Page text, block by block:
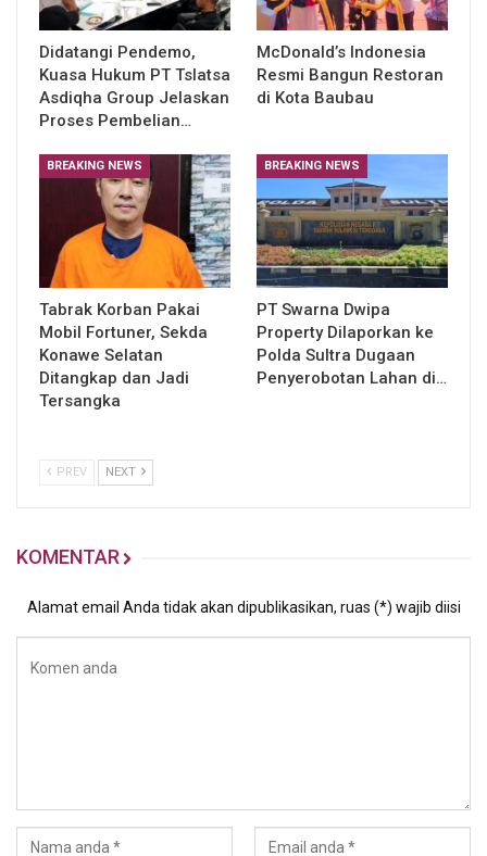
Didatangi Pendemo,
Kuasa Hukum PT Tslatsa
Asdiqha Group Jelaskan
Proses Pembelian…
McDonald’s Indonesia
Resmi Bangun Restoran
di Kota Baubau
BREAKING NEWS
Tabrak Korban Pakai
Mobil Fortuner, Sekda
Konawe Selatan
Ditangkap dan Jadi
Tersangka
BREAKING NEWS
PT Swarna Dwipa
Property Dilaporkan ke
Polda Sultra Dugaan
Penyerobotan Lahan di…
PREV NEXT
KOMENTAR
Alamat email Anda tidak akan dipublikasikan, ruas (*) wajib diisi